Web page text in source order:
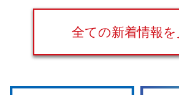
全ての新着情報を